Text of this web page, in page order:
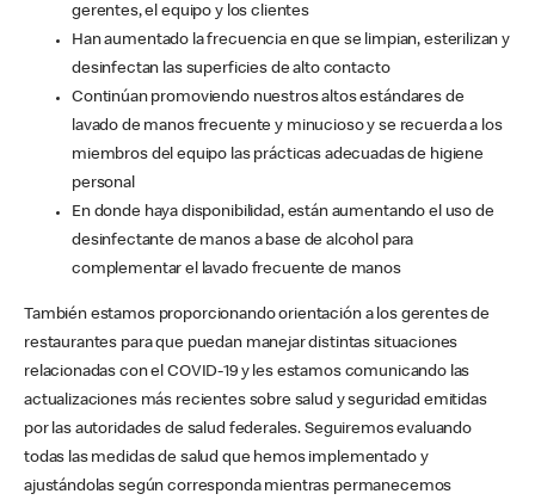
gerentes, el equipo y los clientes
Han aumentado la frecuencia en que se limpian, esterilizan y
desinfectan las superficies de alto contacto
Continúan promoviendo nuestros altos estándares de
lavado de manos frecuente y minucioso y se recuerda a los
miembros del equipo las prácticas adecuadas de higiene
personal
En donde haya disponibilidad, están aumentando el uso de
desinfectante de manos a base de alcohol para
complementar el lavado frecuente de manos
También estamos proporcionando orientación a los gerentes de
restaurantes para que puedan manejar distintas situaciones
relacionadas con el COVID-19 y les estamos comunicando las
actualizaciones más recientes sobre salud y seguridad emitidas
por las autoridades de salud federales. Seguiremos evaluando
todas las medidas de salud que hemos implementado y
ajustándolas según corresponda mientras permanecemos